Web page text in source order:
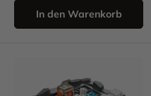
In den Warenkorb